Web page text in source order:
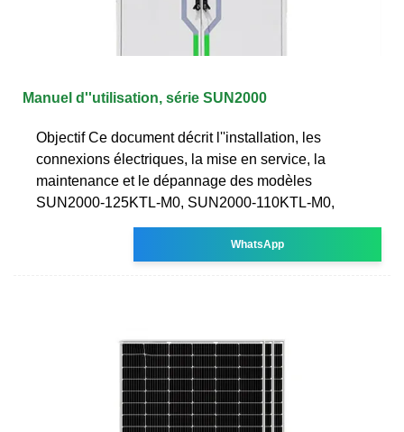
Manuel d''utilisation, série SUN2000
Objectif Ce document décrit l''installation, les
connexions électriques, la mise en service, la
maintenance et le dépannage des modèles
SUN2000-125KTL-M0, SUN2000-110KTL-M0,
WhatsApp